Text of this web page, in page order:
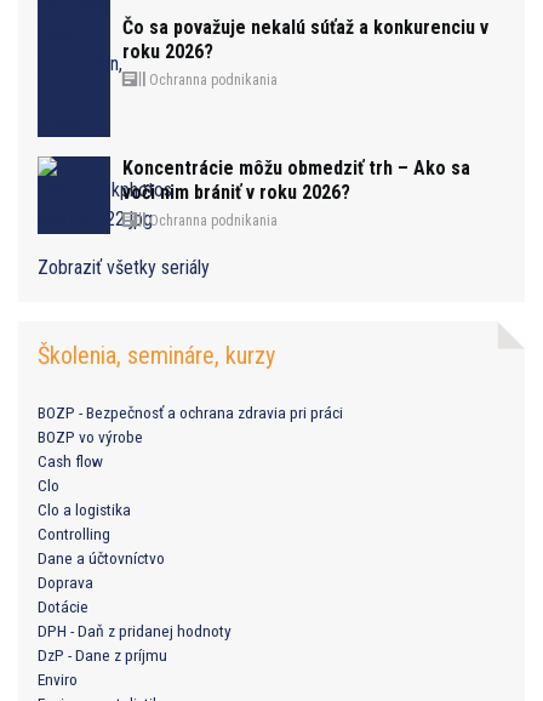
Čo sa považuje nekalú súťaž a konkurenciu v
roku 2026?
Ochranna podnikania
Koncentrácie môžu obmedziť trh – Ako sa
voči nim brániť v roku 2026?
Ochranna podnikania
Zobraziť všetky seriály
Školenia, semináre, kurzy
BOZP - Bezpečnosť a ochrana zdravia pri práci
BOZP vo výrobe
Cash flow
Clo
Clo a logistika
Controlling
Dane a účtovníctvo
Doprava
Dotácie
DPH - Daň z pridanej hodnoty
DzP - Dane z príjmu
Enviro